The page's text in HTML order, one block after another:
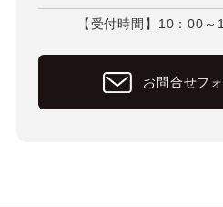
【受付時間】10：00～
お問合せフ